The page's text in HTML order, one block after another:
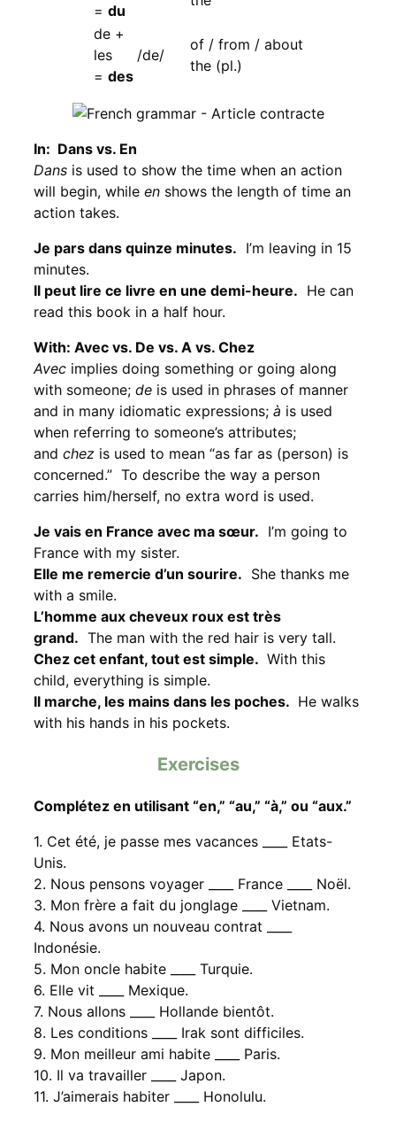
= du
de +
les
= des
/de/
of / from / about
the (pl.)
In: Dans vs. En
Dans is used to show the time when an action
will begin, while en shows the length of time an
action takes.
Je pars dans quinze minutes. I’m leaving in 15
minutes.
Il peut lire ce livre en une demi-heure. He can
read this book in a half hour.
With: Avec vs. De vs. A vs. Chez
Avec implies doing something or going along
with someone; de is used in phrases of manner
and in many idiomatic expressions; à is used
when referring to someone’s attributes;
and chez is used to mean “as far as (person) is
concerned.” To describe the way a person
carries him/herself, no extra word is used.
Je vais en France avec ma sœur. I’m going to
France with my sister.
Elle me remercie d’un sourire. She thanks me
with a smile.
L’homme aux cheveux roux est très
grand. The man with the red hair is very tall.
Chez cet enfant, tout est simple. With this
child, everything is simple.
Il marche, les mains dans les poches. He walks
with his hands in his pockets.
Exercises
Complétez en utilisant “en,” “au,” “à,” ou “aux.”
1. Cet été, je passe mes vacances ____ Etats-
Unis.
2. Nous pensons voyager ____ France ____ Noël.
3. Mon frère a fait du jonglage ____ Vietnam.
4. Nous avons un nouveau contrat ____
Indonésie.
5. Mon oncle habite ____ Turquie.
6. Elle vit ____ Mexique.
7. Nous allons ____ Hollande bientôt.
8. Les conditions ____ Irak sont difficiles.
9. Mon meilleur ami habite ____ Paris.
10. Il va travailler ____ Japon.
11. J’aimerais habiter ____ Honolulu.